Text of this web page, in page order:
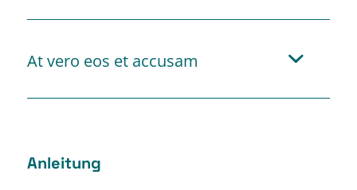
At vero eos et accusam
Anleitung